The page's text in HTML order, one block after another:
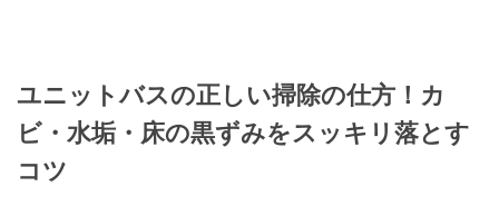
ユニットバスの正しい掃除の仕方！カ
ビ・水垢・床の黒ずみをスッキリ落とす
コツ